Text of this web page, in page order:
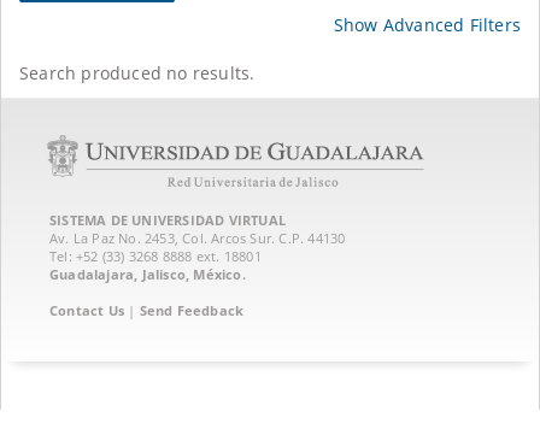
Show Advanced Filters
Search produced no results.
SISTEMA DE UNIVERSIDAD VIRTUAL
Av. La Paz No. 2453, Col. Arcos Sur. C.P. 44130
Tel: +52 (33) 3268 8888‏ ext. 18801
Guadalajara, Jalisco, México.
Contact Us | Send Feedback